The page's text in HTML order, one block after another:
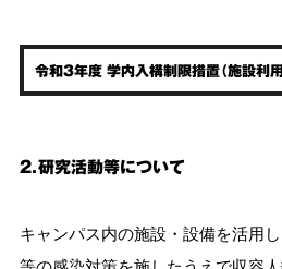
令和3年度 学内入構制限措置（施設利
２．研究活動等について
キャンパス内の施設・設備を活用